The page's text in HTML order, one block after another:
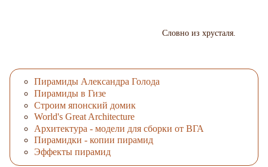
Словно из хрусталя.
Пирамиды Александра Голода
Пирамиды в Гизе
Строим японский домик
World's Great Architecture
Архитектура - модели для сборки от ВГА
Пирамидки - копии пирамид
Эффекты пирамид